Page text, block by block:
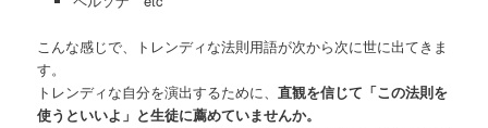
こんな感じで、トレンディな法則用語が次から次に世に出てきま
す。
トレンディな自分を演出するために、直観を信じて「この法則を
使うといいよ」と生徒に薦めていませんか。